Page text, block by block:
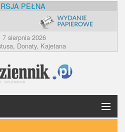
PEŁNA
7 sierpnia 2026
Donaty, Kajetana